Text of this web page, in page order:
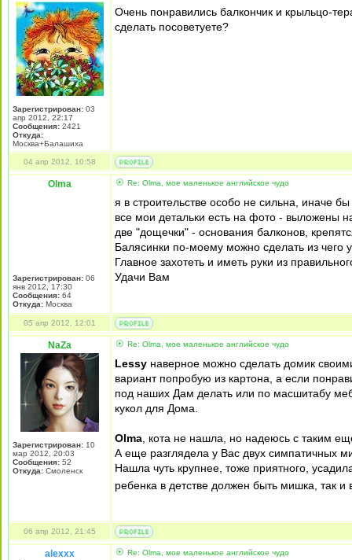
Зарегистрирован: 03
апр 2012, 22:17
Сообщения: 2421
Откуда:
Москва+Балашиха
Очень понравились балкончик и крыльцо-
сделать посоветуете?
04 апр 2012, 10:58
Olma
Зарегистрирован: 06
янв 2012, 17:30
Сообщения: 64
Откуда: Москва
Re: Olma, мое маленькое английское чудо
я в строительстве особо не сильна, иначе
все мои детальки есть на фото - выложены
две "дощечки" - основания балконов,
Балясинки по-моему можно сделать из чего
Главное захотеть и иметь руки из
Удачи Вам
05 апр 2012, 12:01
NaZa
Зарегистрирован: 10
мар 2012, 20:03
Сообщения: 52
Откуда: Смоленск
Re: Olma, мое маленькое английское чудо
Lessy наверное можно сделать домик
вариант попробую из картона, а если
под наших Дам делать или по масшитабу
кукол для Дома.
Olma , кота не нашла, но надеюсь с таким
А еще разглядела у Вас двух симпатичных
Нашла чуть крупнее, тоже приятного,
ребенка в детстве должен быть мишка, так
06 апр 2012, 21:45
alexxx Re: Olma, мое маленькое английское чудо